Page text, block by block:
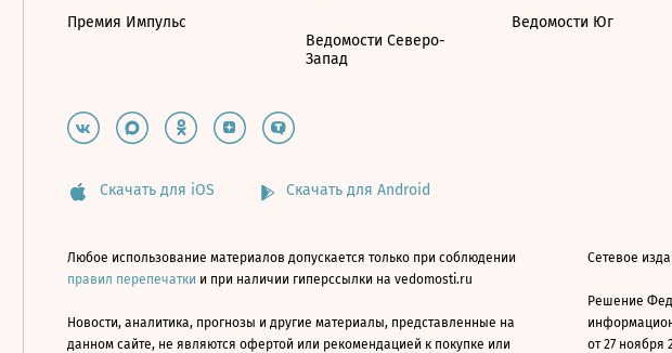
Премия Импульс
Ведомости Северо-
Запад
Ведомости Юг
Скачать для iOS Скачать для Android
Любое использование материалов допускается только при соблюдении
правил перепечатки и при наличии гиперссылки на vedomosti.ru
Новости, аналитика, прогнозы и другие материалы, представленные на
данном сайте, не являются офертой или рекомендацией к покупке или
Сетевое
Решение
от 27 ноября